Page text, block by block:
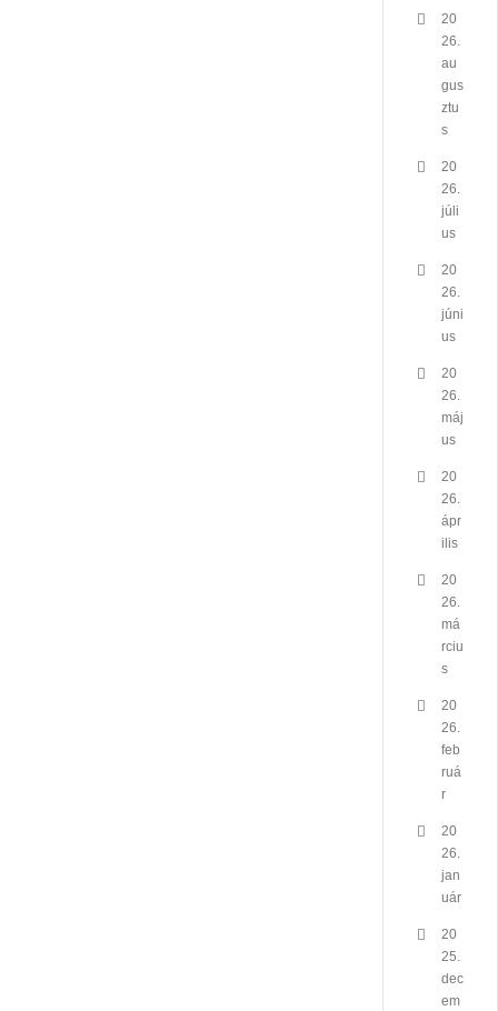
20
26.
au
gus
ztu
s
20
26.
júli
us
20
26.
júni
us
20
26.
máj
us
20
26.
ápr
ilis
20
26.
má
rciu
s
20
26.
feb
ruá
r
20
26.
jan
uár
20
25.
dec
em